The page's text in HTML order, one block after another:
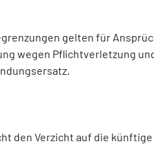
gelten für
wegen Pflichtverletzung
den Verzicht auf die